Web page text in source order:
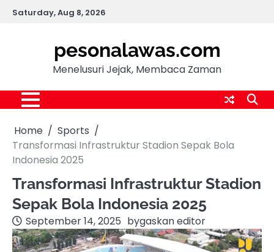
SkipSaturday, Aug 8, 2026
pesonalawas.com
Menelusuri Jejak, Membaca Zaman
Home
Sports
Transformasi Infrastruktur Stadion Sepak Bola
Indonesia 2025
Transformasi Infrastruktur Stadion
Sepak Bola Indonesia 2025
September 14, 2025 bygaskan editor